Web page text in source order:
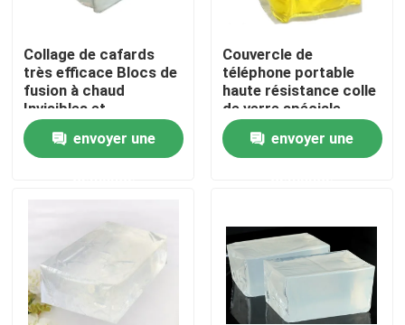
Contrôle de la qualité
Contact
ruban adhésif de fonte chaude
Ruban adhésif de tapis
Collage de cafards
très efficace Blocs de
fusion à chaud
Invisibles et
écologiques Non
toxiquesenvoyer une
Couvercle de
téléphone portable
haute résistance colle
de verre spéciale
blocs de fusion à
chaud liant
professionnel
envoyer une